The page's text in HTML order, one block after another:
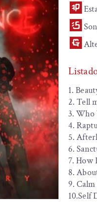
1.
2. Tell
3. Who
4.
5.
6.
7. How
8.
9.
10.Self